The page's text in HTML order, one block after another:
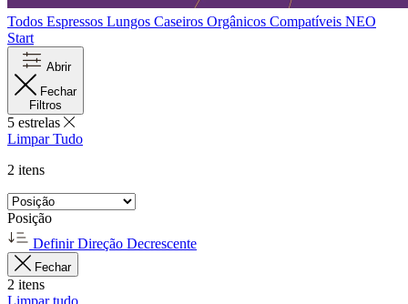
Todos Espressos Lungos Caseiros Orgânicos Compatíveis NEO
Start
Abrir
Fechar
Filtros
5 estrelas
Limpar Tudo
2 itens
Posição
Definir Direção Decrescente
Fechar
2 itens